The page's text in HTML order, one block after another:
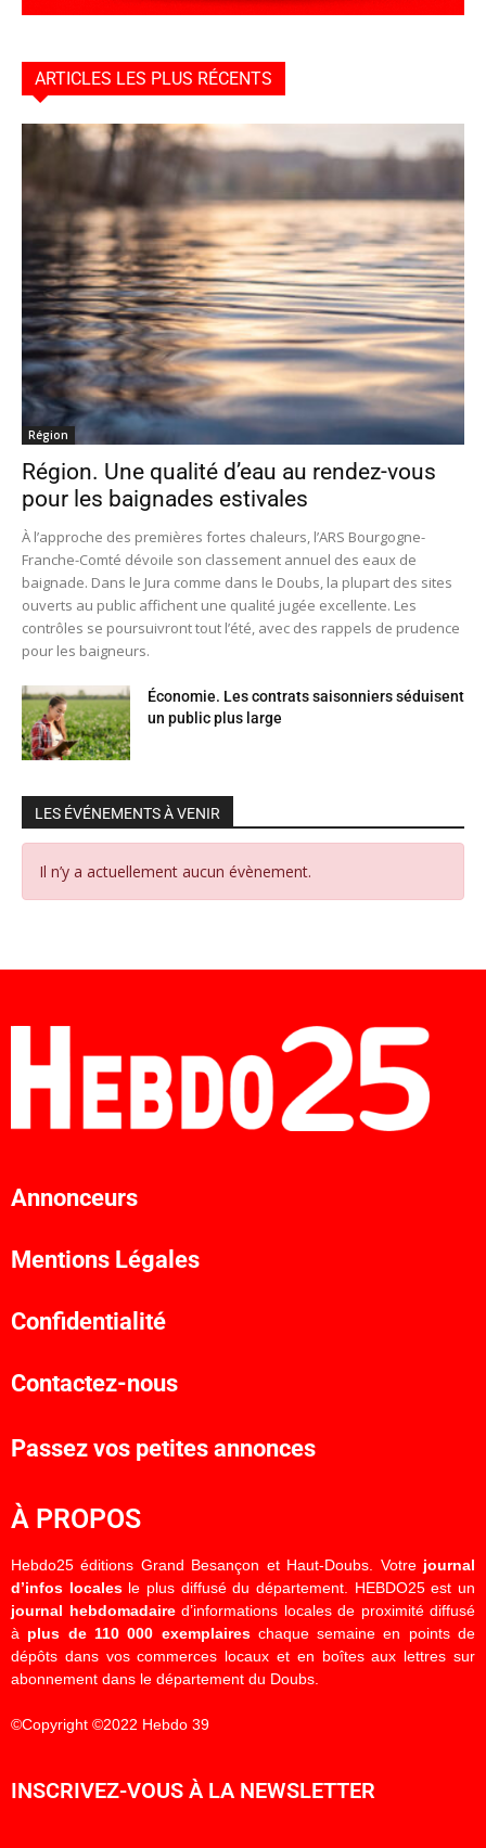
ARTICLES LES PLUS RÉCENTS
Région
Région. Une qualité d’eau au rendez-vous
pour les baignades estivales
À l’approche des premières fortes chaleurs, l’ARS Bourgogne-
Franche-Comté dévoile son classement annuel des eaux de
baignade. Dans le Jura comme dans le Doubs, la plupart des sites
ouverts au public affichent une qualité jugée excellente. Les
contrôles se poursuivront tout l’été, avec des rappels de prudence
pour les baigneurs.
Économie. Les contrats saisonniers séduisent
un public plus large
LES ÉVÉNEMENTS À VENIR
Il n’y a actuellement aucun évènement.
Annonceurs
Mentions Légales
Confidentialité
Contactez-nous
Passez vos petites annonces
À PROPOS
Hebdo25 éditions Grand Besançon et Haut-Doubs. Votre journal
d’infos localesle plus diffusé du département. HEBDO25 est un
journal hebdomadaired’informations locales de proximité diffusé
à plus de 110 000 exemplaireschaque semaine en points de
dépôts dans vos commerces locaux et en boîtes aux lettres sur
abonnement dans le département du Doubs.
©Copyright ©2022 Hebdo 39
INSCRIVEZ-VOUS À LA NEWSLETTER